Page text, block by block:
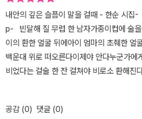
와 나무사이'처럼 사람들과의 관계속의 거리
옆 카페에 앉은 여인의 모습이 그려지네요.
루에 사유의 시간마저 허락되지 않았던 시
한잔의 여유를 가져봄으로써 관계속의 거리
될 수 있으리라 생각됩니다.소소한 일상속
대한 서운하면서도 애틋한 감정, 그리고 내
의 편린에 깃든 그리움. 잦은 슬픔이 조금
인처럼 이리 개워내야하지 않을까 싶습니다.
내안의 깊은 슬픔이 말을 걸
p- 빈달해 질 무렵 한 남자가종이컵에 술
이의 환한 얼굴 뒤에아이 엄마의 초췌한 얼
백운대 위로 떠오른다이제야 안다누군가에
비었다는 걸술 한 잔 걸쳐야 비로소 환해진
다. 하지만 모든 사람들이 행복해 질때에 상
람들이 더 많아집니다. 제가 일하던 곳에는
공감 (0) 댓글 (0)